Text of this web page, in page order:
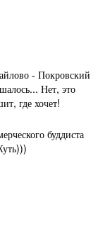
- Покровский
Нет, это
где хочет!
буддиста